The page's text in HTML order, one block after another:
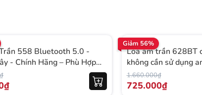
558 Bluetooth 5.0 -
- Chính Hãng – Phù Hợp
Spa
Giảm 56%
Loa âm trần 628BT
không cần sử dụng
công suất 20w, dùng
khách, phòng ngủ,
1.660.000₫
725.000₫